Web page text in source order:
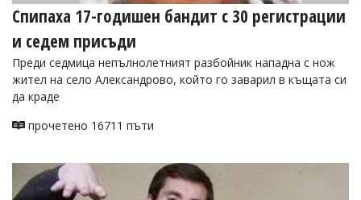
Спипаха 17-годишен бандит с 30 регистрации
и седем присъди
Преди седмица непълнолетният разбойник нападна с нож
жител на село Александрово, който го заварил в къщата си
да краде
прочетено 16711 пъти